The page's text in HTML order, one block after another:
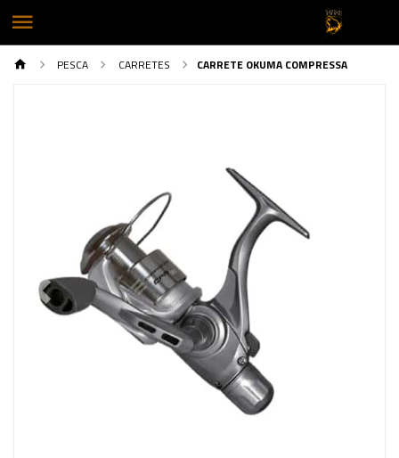
PESCA CARRETES CARRETE OKUMA COMPRESSA
Previous